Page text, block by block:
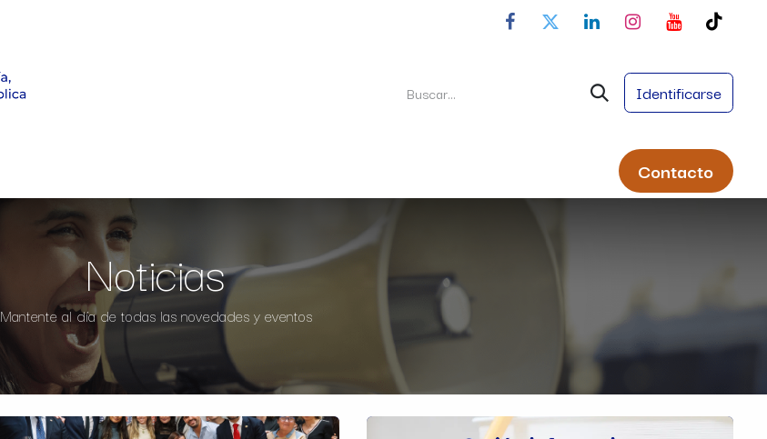
Identificarse
Contacto
Noticias
Mantente al día de todas las novedades y eventos